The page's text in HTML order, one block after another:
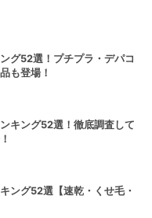
グ52選！プチプラ・デパコ
も登場！
キング52選！徹底調査して
ング52選【速乾・くせ毛・